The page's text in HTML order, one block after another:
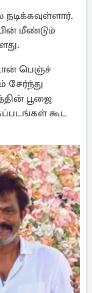
மீண்டும்
பெஞ்ச்
சேர்ந்து
பூஜை
கூட